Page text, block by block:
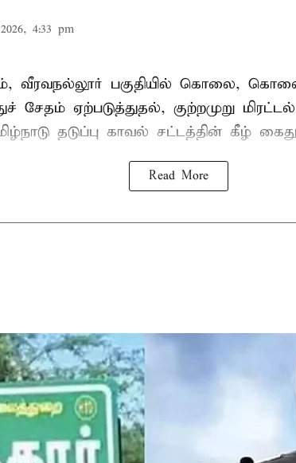
4:33 pm
வீரவநல்லூர் பகுதியில் கொலை,
சேதம் ஏற்படுத்துதல், குற்றமுறு
தடுப்பு காவல் சட்டத்தின் கீழ் கைது
Read More